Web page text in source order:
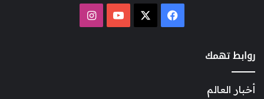
فيسبوك ‫YouTubeانستقرام
روابط تهمك
أخبار العالم